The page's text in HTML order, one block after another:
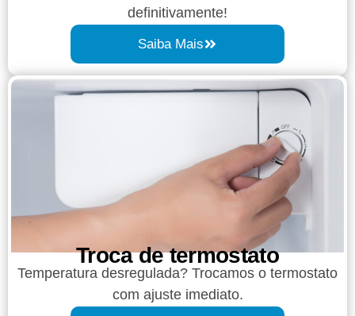
definitivamente!
Saiba Mais
Troca de termostato
Temperatura desregulada? Trocamos o termostato
com ajuste imediato.